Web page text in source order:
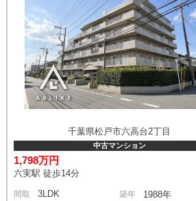
千葉県松戸市六高台2丁目
中古マンション
1,798万円
六実駅 徒歩14分
間取 3LDK 築年 1988年